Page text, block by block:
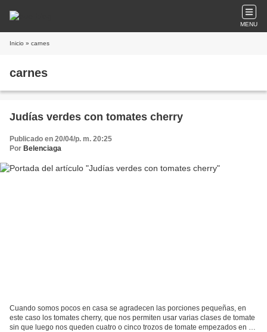
MENU
Inicio » carnes
carnes
Judías verdes con tomates cherry
Publicado en 20/04/p. m. 20:25
Por Belenciaga
Cuando somos pocos en casa se agradecen las porciones pequeñas, en
este caso los tomates cherry, que nos permiten usar varias clases de tomate
sin que luego nos queden cuatro o cinco trozos de tomate empezados en el